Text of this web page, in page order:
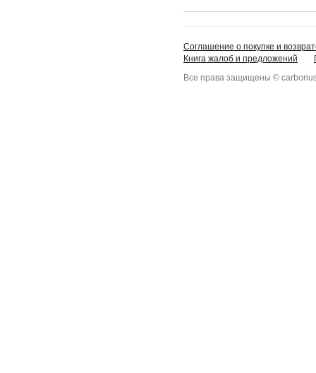
Соглашение о покупке и
Книга жалоб и предложений
Все права защищены ©